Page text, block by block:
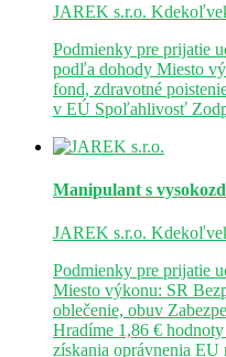
JAREK s.r.o.
Podmienky pre prijatie
podľa dohody Miesto
fond, zdravotné
v EÚ Spoľahlivosť
Manipulant s
JAREK s.r.o.
Podmienky pre prijatie
Miesto výkonu: SR
oblečenie, obuv
Hradíme 1,86 €
získania oprávnenia